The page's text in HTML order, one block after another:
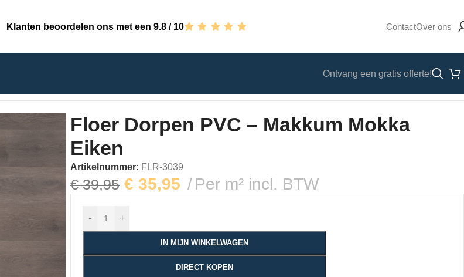
Klanten beoordelen ons met een 9.8 / 10 ContactOver ons
Ontvang een gratis offerte!
Floer Dorpen PVC – Makkum Mokka
Eiken
Artikelnummer: FLR-3039
€39,95 € 35,95 Per m² incl. BTW
- +
IN MIJN WINKELWAGEN
DIRECT KOPEN